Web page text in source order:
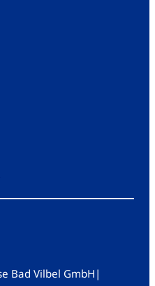
Bad Vilbel GmbH |